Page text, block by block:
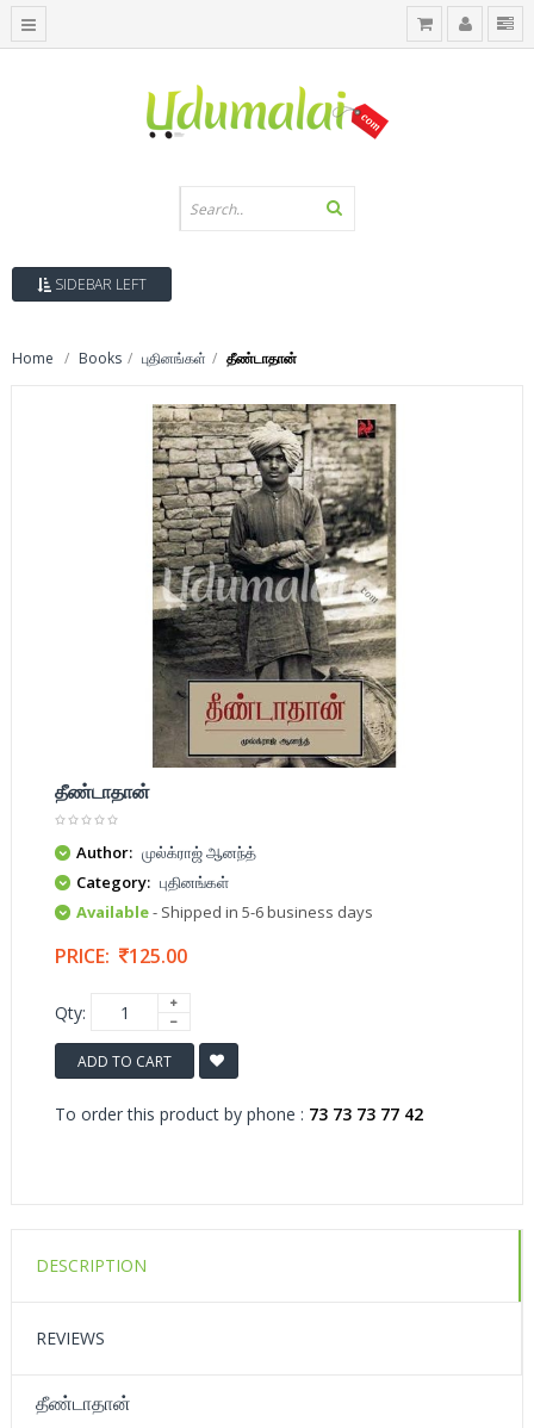
SIDEBAR LEFT
Home Books புதினங்கள் தீண்டாதான்
தீண்டாதான்
Author: முல்க்ராஜ் ஆனந்த்
Category: புதினங்கள்
Available- Shipped in 5-6 business days
PRICE: 125.00
Qty:
ADD TO CART
To order this product by phone : 73 73 73 77 42
DESCRIPTION
REVIEWS
தீண்டாதான்